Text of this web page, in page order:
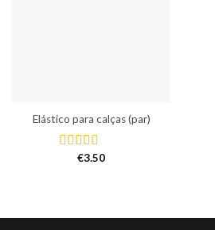
Elástico para calças (par)
Avaliação
€3.50